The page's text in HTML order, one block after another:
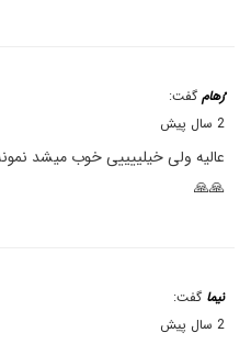
رُهام گفت:
2 سال پیش
عالیه ولی خیلییییی خوب میشد
🙏🙏
نیما گفت:
2 سال پیش